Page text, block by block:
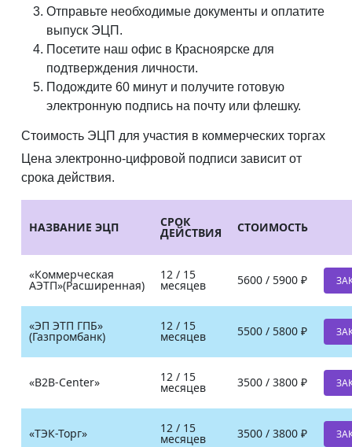
Отправьте необходимые документы и оплатите
выпуск ЭЦП.
Посетите наш офис в Красноярске для
подтверждения личности.
Подождите 60 минут и получите готовую
электронную подпись на почту или флешку.
Стоимость ЭЦП для участия в коммерческих торгах
Цена электронно-цифровой подписи зависит от
срока действия.
НАЗВАНИЕ ЭЦП СРОК
ДЕЙСТВИЯ СТОИМОСТЬ
«Коммерческая
АЭТП»(Расширенная)
12 / 15
месяцев 5600 / 5900 ₽
«ЭП ЭТП ГПБ»
(Газпромбанк)
12 / 15
месяцев 5500 / 5800 ₽
«B2B-Center» 12 / 15
месяцев 3500 / 3800 ₽
«ТЭК-Торг» 12 / 15
месяцев 3500 / 3800 ₽